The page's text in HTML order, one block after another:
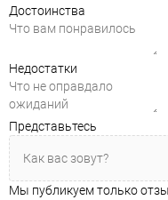
Достоинства
Недостатки
Представьтесь
Мы публикуем только